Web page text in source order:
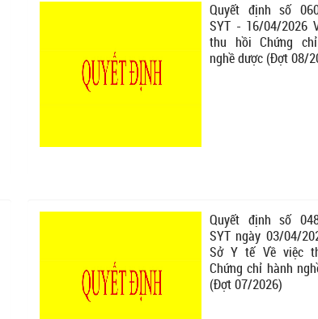
Quyết định số
SYT - 16/04/2026
thu hồi Chứng
nghề dược (Đợt 08/
Quyết định số
SYT ngày 03/04/
Sở Y tế Về việc
Chứng chỉ hành
(Đợt 07/2026)